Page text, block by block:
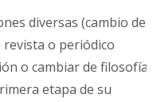
diversas (cambio de
o periódico
o cambiar de filosofía
etapa de su